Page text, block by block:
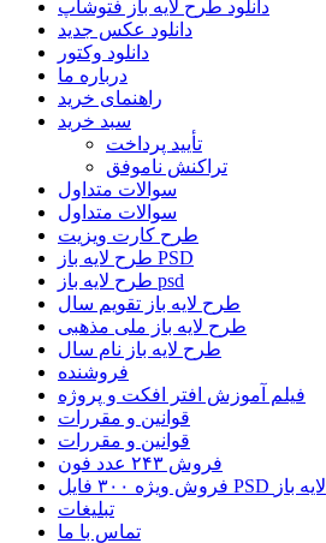
دانلود طرح لایه باز فتوشاپ
دانلود عکس جدید
دانلود وکتور
درباره ما
راهنمای خرید
سبد خرید
تأیید پرداخت
تراکنش ناموفق
سوالات متداول
سوالات متداول
طرح کارت ویزیت
طرح لایه باز PSD
طرح لایه باز psd
طرح لایه باز تقویم سال
طرح لایه باز ملی مذهبی
طرح لایه باز نام سال
فروشنده
فیلم آموزش افتر افکت و پروژه
قوانین و مقررات
قوانین و مقررات
فروش ۲۴۳ عدد فون
فروش ویژه ۳۰۰ فایل PSD لایه باز
تبلیغات
تماس با ما